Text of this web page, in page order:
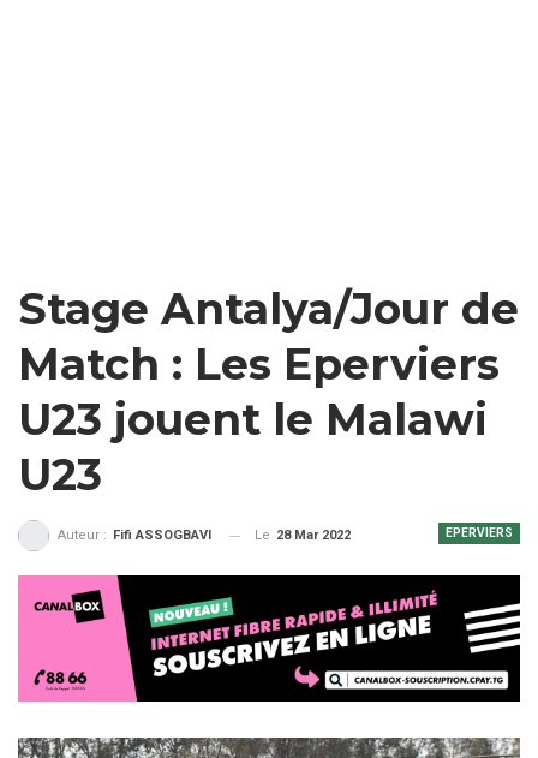
Stage Antalya/Jour de
Match : Les Eperviers
U23 jouent le Malawi
U23
EPERVIERS
Auteur : Fifi ASSOGBAVI Le 28 Mar 2022